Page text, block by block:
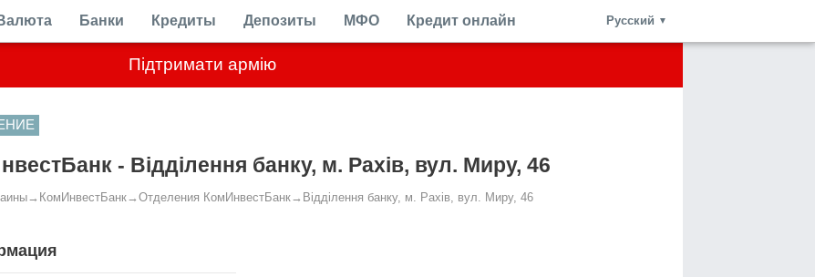
Підтримати армію
Банки Кредиты Депозиты МФО Кредит онлайн Русский ▼
- Відділення банку, м. Рахів, вул. Миру, 46
→ КомИнвестБанк→ Отделения КомИнвестБанк→ Відділення банку, м. Рахів, вул. Миру, 46